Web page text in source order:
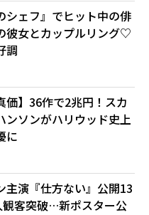
シェフ』でヒット中の俳
彼女とカップルリング♡
調
価】36作で2兆円！スカ
ンソンがハリウッド史上
に
主演『仕方ない』公開13
観客突破…新ポスター公